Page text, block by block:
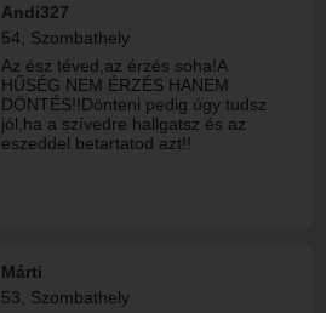
miközben együtt még többé válnak.
Fontos számomra az őszinte
kommunikáció, az egymás iránti
tisztelet és az, hogy legyen kivel
megosztani az élet apró és nagy
pillanatait. Ha te is komoly
kapcsolatot keresel, és nem félsz az
érzelmektől, örülök, ha megismerjük
Andi327
54, Szombathely
Az ész téved,az érzés soha!A
HŰSÉG NEM ÉRZÉS HANEM
DÖNTÉS!!Dönteni pedig úgy tudsz
jól,ha a szívedre hallgatsz és az
eszeddel betartatod azt!!
Márti
53, Szombathely